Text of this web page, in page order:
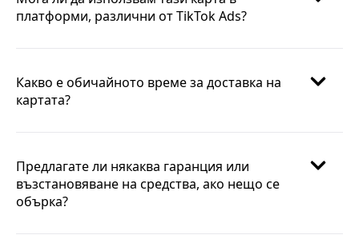
платформи, различни от TikTok Ads?
Какво е обичайното време за доставка на
картата?
Предлагате ли някаква гаранция или
възстановяване на средства, ако нещо се
обърка?